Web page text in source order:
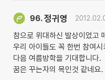
96.정귀영
참으로 위대하신 발상이었고
우리 아이들도 꼭 한번 참여
다음 여름방학을 기대합니다.
꿈은 꾸는자의 목인것 같네요.